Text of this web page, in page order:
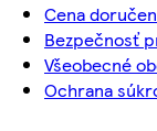
Cena
Bezpečnosť
Všeobecné
Ochrana